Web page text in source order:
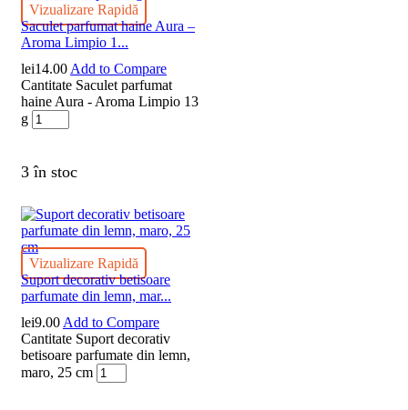
Vizualizare Rapidă
Saculet parfumat haine Aura –
Aroma Limpio 1...
lei14.00 Add to Compare
Cantitate Saculet parfumat
haine Aura - Aroma Limpio 13
g
3 în stoc
Vizualizare Rapidă
Suport decorativ betisoare
parfumate din lemn, mar...
lei9.00 Add to Compare
Cantitate Suport decorativ
betisoare parfumate din lemn,
maro, 25 cm